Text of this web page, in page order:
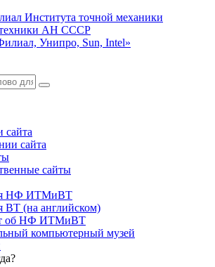
Института точной механики
техники АН СССР
Унипро, Sun, Intel»
сайта
сайта
сайты
НФ ИТМиВТ
ВТ (на английском)
об НФ ИТМиВТ
компьютерный музей